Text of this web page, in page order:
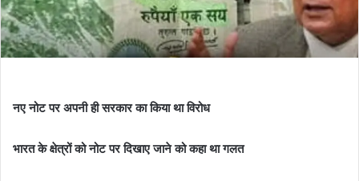
नए नोट पर अपनी ही सरकार का किया था विरोध
भारत के क्षेत्रों को नोट पर दिखाए जाने को कहा था गलत